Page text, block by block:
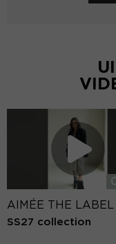
AIMÉE THE LABEL
SS27 collection